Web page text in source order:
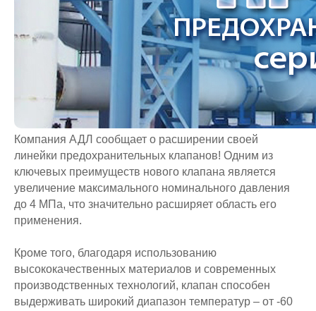
Компания АДЛ сообщает о расширении своей
линейки предохранительных клапанов! Одним из
ключевых преимуществ нового клапана является
увеличение максимального номинального давления
до 4 МПа, что значительно расширяет область его
применения.
Кроме того, благодаря использованию
высококачественных материалов и современных
производственных технологий, клапан способен
выдерживать широкий диапазон температур – от -60